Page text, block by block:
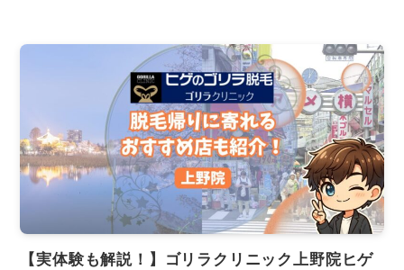
【実体験も解説！】ゴリラクリニック上野院ヒゲ